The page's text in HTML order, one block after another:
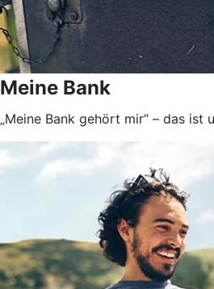
Meine Bank
„Meine Bank gehört mir“ – das ist